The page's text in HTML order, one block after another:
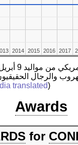
2014
2014 2016
2016
2015
2015 2017
2017
translated)
Awards
for